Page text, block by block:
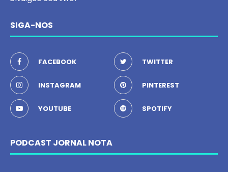
SIGA-NOS
FACEBOOK TWITTER
INSTAGRAM PINTEREST
YOUTUBE SPOTIFY
PODCAST JORNAL NOTA